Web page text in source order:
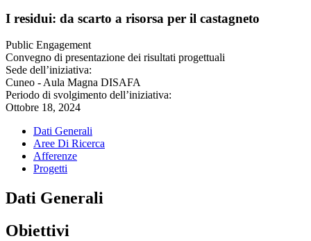
I residui: da scarto a risorsa per il castagneto
Public Engagement
Convegno di presentazione dei risultati progettuali
Sede dell’iniziativa:
Cuneo - Aula Magna DISAFA
Periodo di svolgimento dell’iniziativa:
Ottobre 18, 2024
Dati Generali
Aree Di Ricerca
Afferenze
Progetti
Dati Generali
Obiettivi